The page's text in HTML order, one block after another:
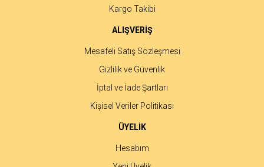
Kargo Takibi
ALIŞVERİŞ
Mesafeli Satış Sözleşmesi
Gizlilik ve Güvenlik
İptal ve İade Şartları
Kişisel Veriler Politikası
ÜYELİK
Hesabım